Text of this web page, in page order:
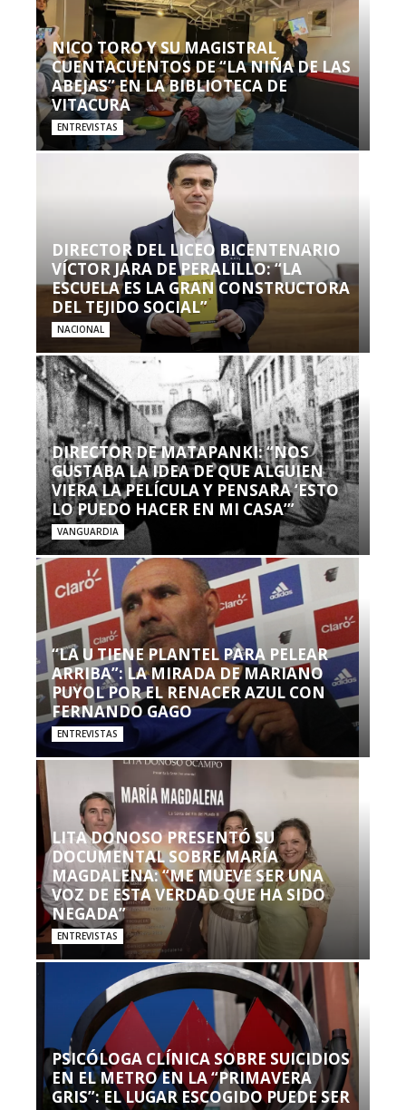
NICO TORO Y SU MAGISTRAL
CUENTACUENTOS DE “LA NIÑA DE LAS
ABEJAS” EN LA BIBLIOTECA DE
VITACURA
ENTREVISTAS
DIRECTOR DEL LICEO BICENTENARIO
VÍCTOR JARA DE PERALILLO: “LA
ESCUELA ES LA GRAN CONSTRUCTORA
DEL TEJIDO SOCIAL”
NACIONAL
DIRECTOR DE MATAPANKI: “NOS
GUSTABA LA IDEA DE QUE ALGUIEN
VIERA LA PELÍCULA Y PENSARA ‘ESTO
LO PUEDO HACER EN MI CASA’”
VANGUARDIA
“LA U TIENE PLANTEL PARA PELEAR
ARRIBA”: LA MIRADA DE MARIANO
PUYOL POR EL RENACER AZUL CON
FERNANDO GAGO
ENTREVISTAS
LITA DONOSO PRESENTÓ SU
DOCUMENTAL SOBRE MARÍA
MAGDALENA: “ME MUEVE SER UNA
VOZ DE ESTA VERDAD QUE HA SIDO
NEGADA”
ENTREVISTAS
PSICÓLOGA CLÍNICA SOBRE SUICIDIOS
EN EL METRO EN LA “PRIMAVERA
GRIS”: EL LUGAR ESCOGIDO PUEDE SER